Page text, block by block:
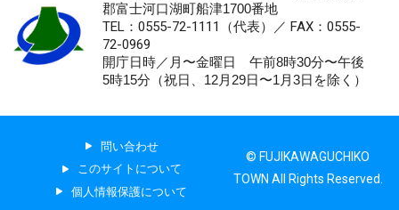
郡富士河口湖町船津1700番地
TEL：0555-72-1111 （代表）／ FAX：0555-
72-0969
開庁日時／月〜金曜日 午前8時30分〜午後
5時15分（祝日、12月29日〜1月3日を除く）
問い合わせ
このサイトについて
個人情報保護について
© FUJIKAWAGUCHIKO
TOWN All Rights Reserved.